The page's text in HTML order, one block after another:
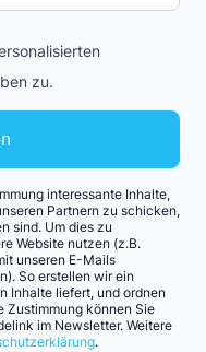
zu.
interessante Inhalte,
Partnern zu schicken,
sind. Um dies zu
Website nutzen (z.B.
unseren E-Mails
So erstellen wir ein
Inhalte liefert, und ordnen
Zustimmung können Sie
im Newsletter. Weitere
.